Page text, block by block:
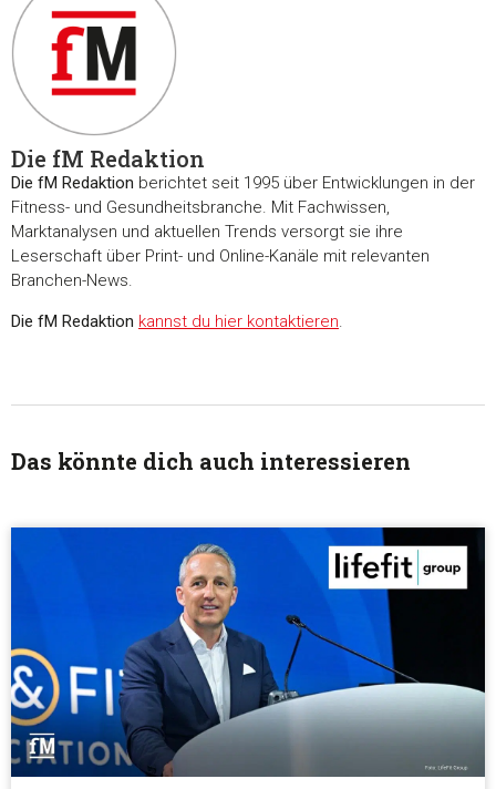
Die fM Redaktion
Die fM Redaktion berichtet seit 1995 über Entwicklungen in der
Fitness- und Gesundheitsbranche. Mit Fachwissen,
Marktanalysen und aktuellen Trends versorgt sie ihre
Leserschaft über Print- und Online-Kanäle mit relevanten
Branchen-News.
Die fM Redaktion kannst du hier kontaktieren.
Das könnte dich auch interessieren